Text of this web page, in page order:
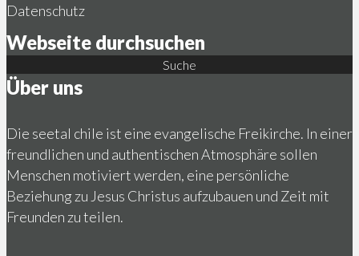
Datenschutz
Webseite durchsuchen
Suche
Über uns
Die seetal chile ist eine evangelische Freikirche. In einer
freundlichen und authentischen Atmosphäre sollen
Menschen motiviert werden, eine persönliche
Beziehung zu Jesus Christus aufzubauen und Zeit mit
Freunden zu teilen.